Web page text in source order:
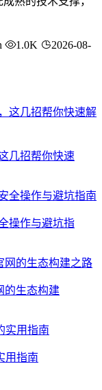
1.0K
2026-08-
几招帮你快速
操作与避坑指
的生态构建
用指南